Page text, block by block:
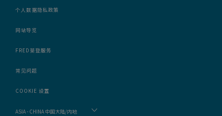
个人数据隐私政策
网站导览
FRED斐登服务
常见问题
COOKIE 设置
ASIA - CHINA 中国大陆/内地